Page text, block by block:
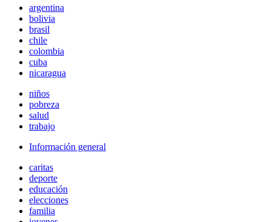
argentina
bolivia
brasil
chile
colombia
cuba
nicaragua
niños
pobreza
salud
trabajo
Información general
caritas
deporte
educación
elecciones
familia